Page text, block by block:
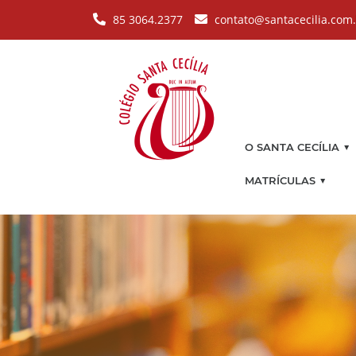
85 3064.2377
O SANTA CECÍLIA ▼
MATRÍCULAS ▼